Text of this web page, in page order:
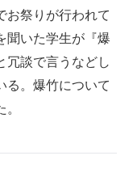
お祭りが行われて
聞いた学生が『爆
冗談で言うなどし
る。爆竹について